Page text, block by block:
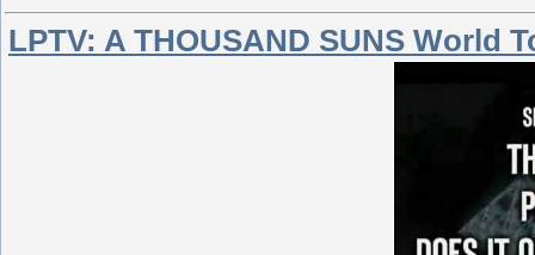
LPTV: A THOUSAND SUNS World